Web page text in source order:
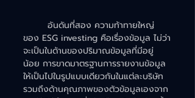
ของ ESG investing คือเรื่องข้อมูล ไม่ว่า
จะเป็นในด้านของปริมาณข้อมูลที่มีอยู่
น้อย การขาดมาตรฐานการรายงานข้อมูล
ให้เป็นไปในรูปแบบเดียวกันในแต่ละบริษัท
รวมถึงด้านคุณภาพของตัวข้อมูลเองจาก